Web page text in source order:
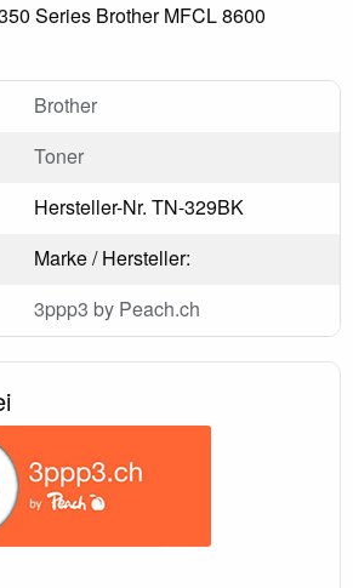
Series Brother MFCL 8600
Brother
Toner
Hersteller-Nr. TN-329BK
Marke / Hersteller:
3ppp3 by Peach.ch